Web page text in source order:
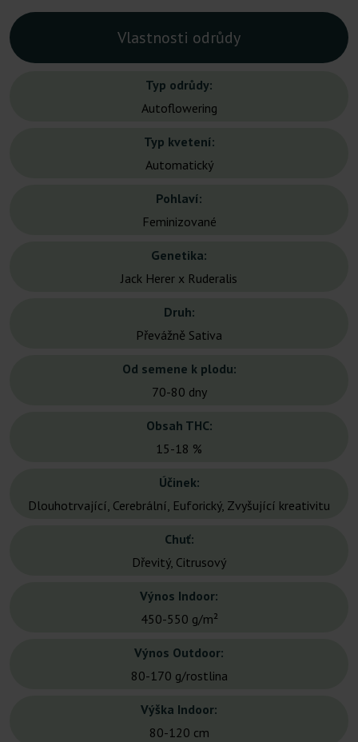
Vlastnosti odrůdy
Typ odrůdy:
Autoflowering
Typ kvetení:
Automatický
Pohlaví:
Feminizované
Genetika:
Jack Herer x Ruderalis
Druh:
Převážně Sativa
Od semene k plodu:
70-80 dny
Obsah THC:
15-18 %
Účinek:
Dlouhotrvající, Cerebrální, Euforický, Zvyšující kreativitu
Chuť:
Dřevitý, Citrusový
Výnos Indoor:
450-550 g/m²
Výnos Outdoor:
80-170 g/rostlina
Výška Indoor:
80-120 cm